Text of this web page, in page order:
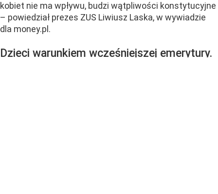
kobiet nie ma wpływu, budzi wątpliwości konstytucyjne
– powiedział prezes ZUS Liwiusz Laska, w wywiadzie
dla money.pl.
Dzieci warunkiem wcześniejszej emerytury.